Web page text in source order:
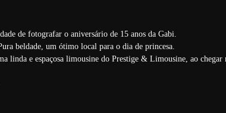
de fotografar o aniversário de 15 anos da Gabi.
beldade, um ótimo local para o dia de princesa.
linda e espaçosa limousine do Prestige & Limousine, ao